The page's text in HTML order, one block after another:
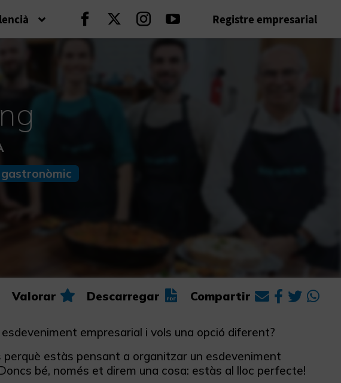
Seguir en Facebook
Seguir en Twitter
Seguir en Instagram
Seguir en Youtube
Registre empresarial
Valorar Descarregar Compartir
empresarial i vols una opció diferent?
estàs pensant a organitzar un esdeveniment
bé, només et direm una cosa: estàs al lloc perfecte!